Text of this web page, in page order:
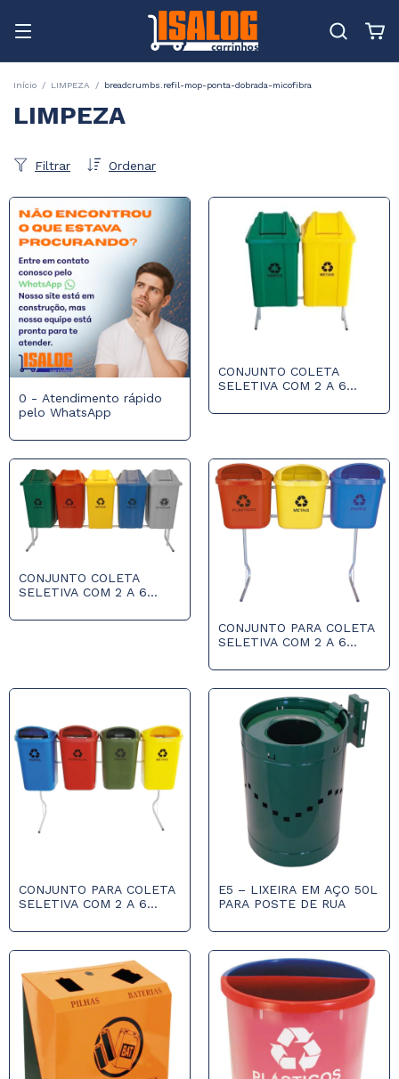
Início / LIMPEZA / breadcrumbs.refil-mop-ponta-dobrada-micofibra
LIMPEZA
Ordenar
Filtrar
0 - Atendimento rápido
pelo WhatsApp
CONJUNTO COLETA
SELETIVA COM 2 A 6
CONJUNTO COLETA
SELETIVA COM 2 A 6
CONJUNTO PARA COLETA
SELETIVA COM 2 A 6
CONJUNTO PARA COLETA
SELETIVA COM 2 A 6
E5 – LIXEIRA EM AÇO 50L
PARA POSTE DE RUA